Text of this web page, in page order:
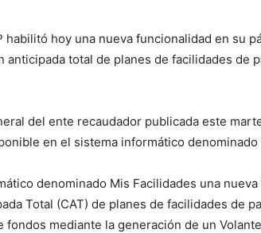
habilitó hoy una nueva funcionalidad en su
anticipada total de planes de facilidades de
del ente recaudador publicada este
en el sistema informático denominado
denominado Mis Facilidades una
Total (CAT) de planes de facilidades de
mediante la generación de un